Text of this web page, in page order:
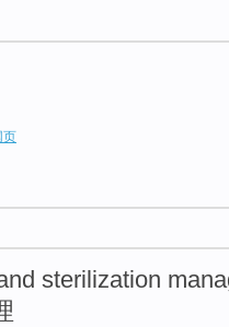
页
sterilization